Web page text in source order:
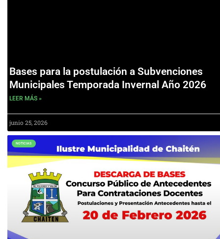
Bases para la postulación a Subvenciones
Municipales Temporada Invernal Año 2026
LEER MÁS »
junio 25, 2026
NOTICIAS